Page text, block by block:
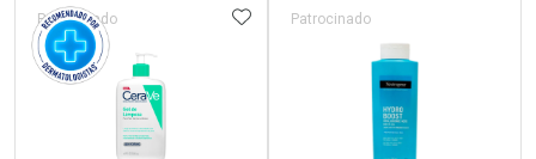
Patrocinado ADICIONAR AOS FAVORITOS
Patrocinado